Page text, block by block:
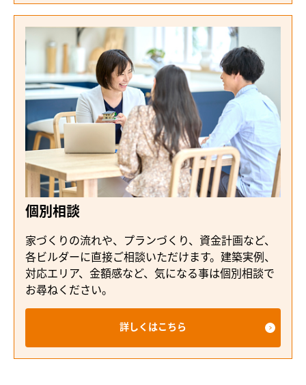
個別相談
家づくりの流れや、プランづくり、資金計画など、
各ビルダーに直接ご相談いただけます。建築実例、
対応エリア、金額感など、気になる事は個別相談で
お尋ねください。
詳しくはこちら